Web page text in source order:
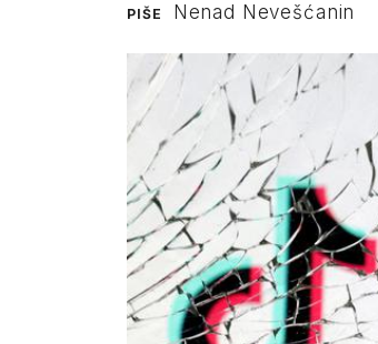
PIŠE Nenad Nevešćanin